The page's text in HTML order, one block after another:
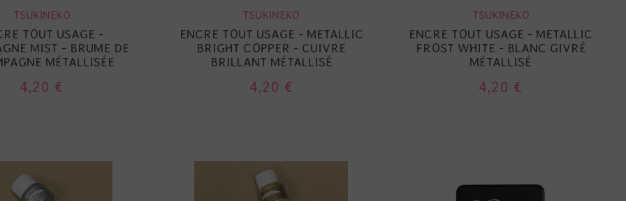
TSUKINEKO
TOUT USAGE -
MIST - BRUME DE
MÉTALLISÉE
4,20 €
TSUKINEKO
ENCRE TOUT USAGE - METALLIC
BRIGHT COPPER - CUIVRE
BRILLANT MÉTALLISÉ
4,20 €
TSUKINEKO
ENCRE TOUT USAGE - METALLIC
FROST WHITE - BLANC GIVRÉ
MÉTALLISÉ
4,20 €